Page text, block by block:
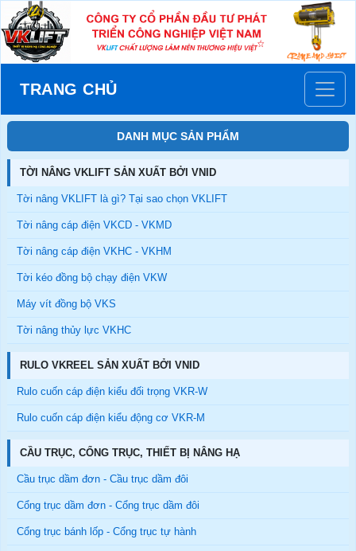
TRANG CHỦ
DANH MỤC SẢN PHẨM
TỜI NÂNG VKLIFT SẢN XUẤT BỞI VNID
Tời nâng VKLIFT là gì? Tại sao chọn VKLIFT
Tời nâng cáp điện VKCD - VKMD
Tời nâng cáp điện VKHC - VKHM
Tời kéo đồng bộ chạy điện VKW
Máy vít đồng bộ VKS
Tời nâng thủy lực VKHC
RULO VKREEL SẢN XUẤT BỞI VNID
Rulo cuốn cáp điện kiểu đối trọng VKR-W
Rulo cuốn cáp điện kiểu động cơ VKR-M
CẦU TRỤC, CỔNG TRỤC, THIẾT BỊ NÂNG HẠ
Cầu trục dầm đơn - Cầu trục dầm đôi
Cổng trục dầm đơn - Cổng trục dầm đôi
Cổng trục bánh lốp - Cổng trục tự hành